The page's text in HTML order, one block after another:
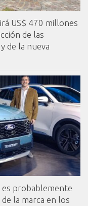
US$ 470 millones
de las
de la nueva
probablemente
la marca en los